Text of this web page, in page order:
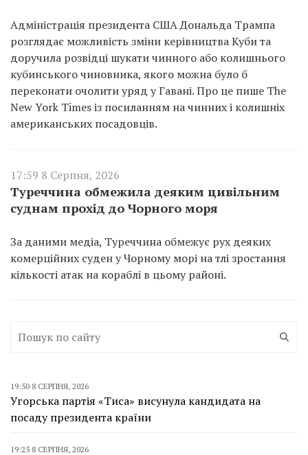
Адміністрація президента США Дональда Трампа
розглядає можливість зміни керівництва Куби та
доручила розвідці шукати чинного або колишнього
кубинського чиновника, якого можна було б
переконати очолити уряд у Гавані. Про це пише The
New York Times із посиланням на чинних і колишніх
американських посадовців.
17:59 8 Серпня, 2026
Туреччина обмежила деяким цивільним
суднам прохід до Чорного моря
За даними медіа, Туреччина обмежує рух деяких
комерційних суден у Чорному морі на тлі зростання
кількості атак на кораблі в цьому районі.
19:50 8 СЕРПНЯ, 2026
Угорська партія «Тиса» висунула кандидата на
посаду президента країни
19:25 8 СЕРПНЯ, 2026